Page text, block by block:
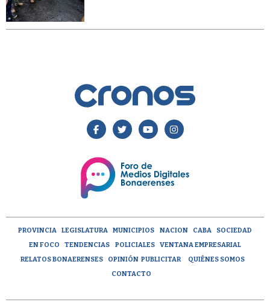
PROVINCIA LEGISLATURA MUNICIPIOS NACION CABA
SOCIEDAD
EN FOCO
TENDENCIAS POLICIALES
VENTANA EMPRESARIAL
RELATOS BONAERENSES
OPINIÓN PUBLICITAR
QUIÉNES SOMOS
CONTACTO